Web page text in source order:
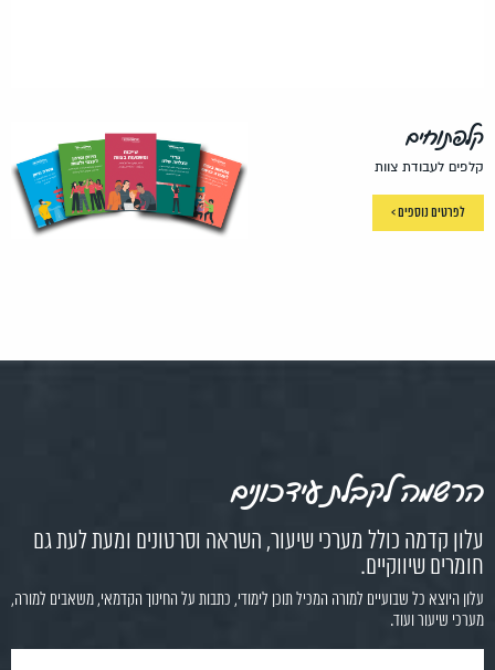
קלפתוחים
קלפים לעבודת צוות
לפרטים נוספים >
הרשמה לקבלת עידכונים
עלון קדמה כולל מערכי שיעור, השראה וסרטונים ומעת לעת גם
חומרים שיווקיים.
עלון היוצא כל שבועיים למורה המכיל תוכן לימודי, כתבות על החינוך הקדמאי, משאבים למורה,
מערכי שיעור ועוד.